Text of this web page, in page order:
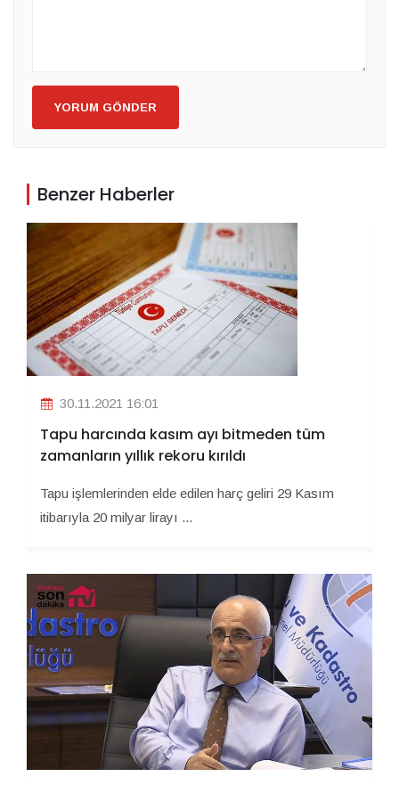
YORUM GÖNDER
Benzer Haberler
30.11.2021 16:01
Tapu harcında kasım ayı bitmeden tüm
zamanların yıllık rekoru kırıldı
Tapu işlemlerinden elde edilen harç geliri 29 Kasım
itibarıyla 20 milyar lirayı ...